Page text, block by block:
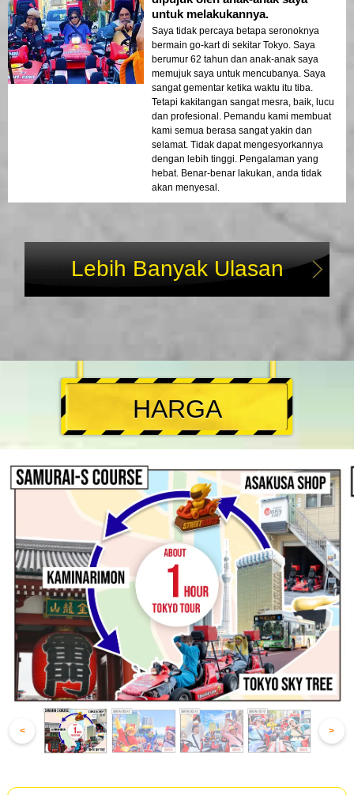
untuk melakukannya.
Saya tidak percaya betapa seronoknya
bermain go-kart di sekitar Tokyo. Saya
berumur 62 tahun dan anak-anak saya
memujuk saya untuk mencubanya. Saya
sangat gementar ketika waktu itu tiba.
Tetapi kakitangan sangat mesra, baik, lucu
dan profesional. Pemandu kami membuat
kami semua berasa sangat yakin dan
selamat. Tidak dapat mengesyorkannya
dengan lebih tinggi. Pengalaman yang
hebat. Benar-benar lakukan, anda tidak
akan menyesal.
Lebih Banyak Ulasan
HARGA
< >